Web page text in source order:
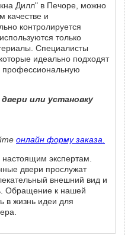
Дилл" в Печоре, можно
качестве и
контролируется
только
Специалисты
идеально подходят
профессиональную
или установку
онлайн форму заказа.
экспертам.
двери прослужат
внешний вид и
Обращение к нашей
в жизнь идеи для